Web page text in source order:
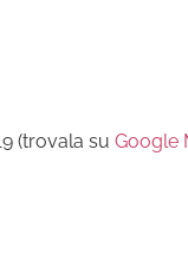
(trovala suGoogle